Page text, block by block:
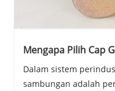
Mengapa Pilih Cap
Boleh Dipercayai?
Dalam sistem
sambungan adalah